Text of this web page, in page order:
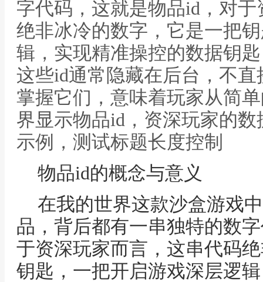
字代码，这就是物品id，对
绝非冰冷的数字，它是一把
辑，实现精准操控的数据钥
这些id通常隐藏在后台，不
掌握它们，意味着玩家从简
界显示物品id，资深玩家的
示例，测试标题长度控制
物品id的概念与意义
在我的世界这款沙盒游戏
品，背后都有一串独特的数
于资深玩家而言，这串代码
钥匙，一把开启游戏深层逻